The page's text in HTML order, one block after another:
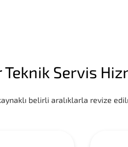
Teknik Servis
belirli aralıklarla revize